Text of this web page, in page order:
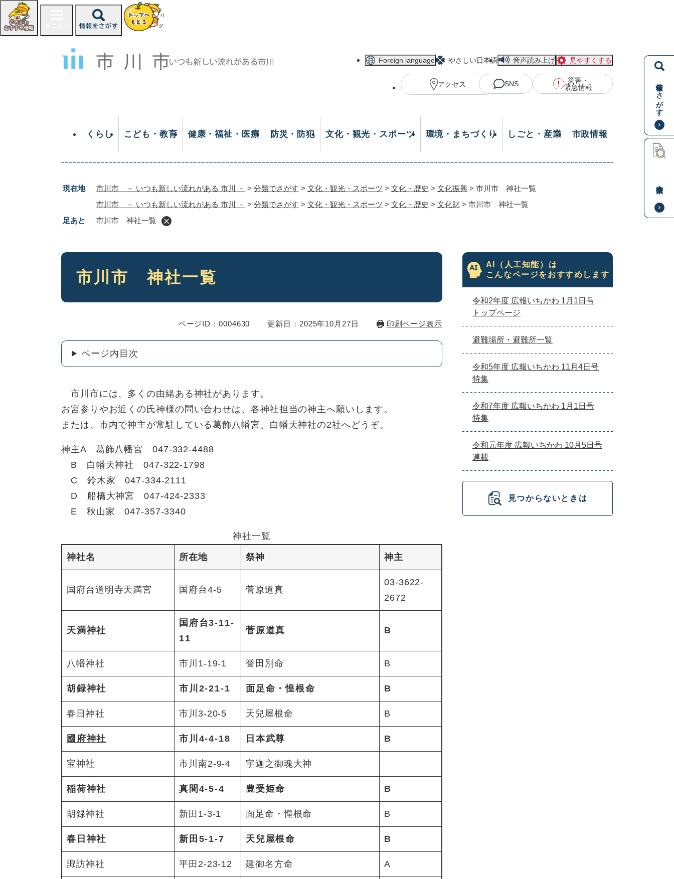
ジ
情報をさがす
Foreign language やさしい日本語 音声読み上げ 見やすくする
アクセス SNS
災害・
緊急情報
くらし こども・教育 健康・福祉・医療 防災・防犯 文化・観光・スポーツ 環境・まちづくり しごと・産業 市政情報
現在地 市川市 － いつも新しい流れがある 市川 － > 分類でさがす > 文化・観光・スポーツ > 文化・歴史 > 文化振興 > 市川市 神社一覧
市川市 － いつも新しい流れがある 市川 － > 分類でさがす > 文化・観光・スポーツ > 文化・歴史 > 文化財 > 市川市 神社一覧
足あと
市川市 神社一覧
本
市川市 神社一覧
ページID：0004630 更新日：2025年10月27日 印刷ページ表示
ページ内目次
市川市には、多くの由緒ある神社があります。
お宮参りやお近くの氏神様の問い合わせは、各神社担当の神主へ願いします。
または、市内で神主が常駐している葛飾八幡宮、白幡天神社の2社へどうぞ。
神主A 葛飾八幡宮 047-332-4488
​ B 白幡天神社 047-322-1798
C 鈴木家 047-334-2111
D 船橋大神宮 047-424-2333
E 秋山家 047-357-3340
神社一覧
神社名 所在地 祭神 神主
国府台道明寺天満宮 国府台4-5 菅原道真
03-3622-
2672
天満神社
国府台3-11-
11
菅原道真 B
八幡神社 市川1-19-1 誉田別命 B
胡録神社 市川2-21-1 面足命・惶根命 B
春日神社 市川3-20-5 天兒屋根命 B
國府神社 市川4-4-18 日本武尊 B
宝神社 市川南2-9-4 宇迦之御魂大神
稲荷神社 真間4-5-4 豊受姫命 B
胡録神社 新田1-3-1 面足命・惶根命 B
春日神社 新田5-1-7 天兒屋根命 B
諏訪神社 平田2-23-12 建御名方命 A
AI（人工知能）は
こんなページをおすすめします
令和2年度 広報いちかわ 1月1日号
トップページ
避難場所・避難所一覧
令和5年度 広報いちかわ 11月4日号
特集
令和7年度 広報いちかわ 1月1日号
特集
令和元年度 広報いちかわ 10月5日号
連載
見つからないときは